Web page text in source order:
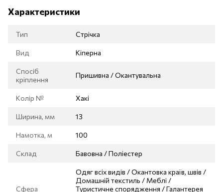
Характеристики
Тип Стрічка
Вид Кіперна
Спосіб
кріплення
Пришивна / Окантувальна
Колір № Хакі
Ширина, мм 13
Намотка, м 100
Склад Бавовна / Поліестер
Сфера
Одяг всіх видів / Окантовка країв, швів /
Домашній текстиль / Меблі /
Туристичне спорядження / Галантерея